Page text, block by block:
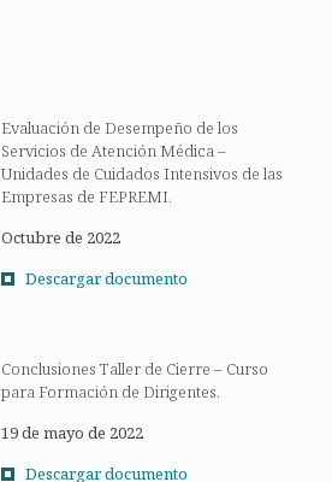
Evaluación de Desempeño de los
Servicios de Atención Médica –
Unidades de Cuidados Intensivos de las
Empresas de FEPREMI.
Octubre de 2022
Descargar documento
Conclusiones Taller de Cierre – Curso
para Formación de Dirigentes.
19 de mayo de 2022
Descargar documento